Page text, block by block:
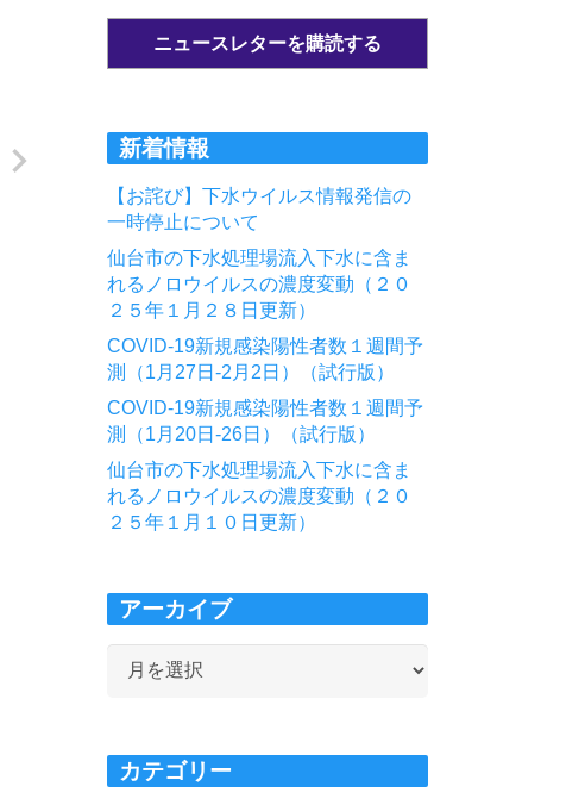
新着情報
【お詫び】下水ウイルス情報発信の
一時停止について
仙台市の下水処理場流入下水に含ま
れるノロウイルスの濃度変動（２０
２５年１月２８日更新）
COVID-19新規感染陽性者数１週間予
測（1月27日-2月2日）（試行版）
COVID-19新規感染陽性者数１週間予
測（1月20日-26日）（試行版）
仙台市の下水処理場流入下水に含ま
れるノロウイルスの濃度変動（２０
２５年１月１０日更新）
アーカイブ
イ
ブ
カテゴリー